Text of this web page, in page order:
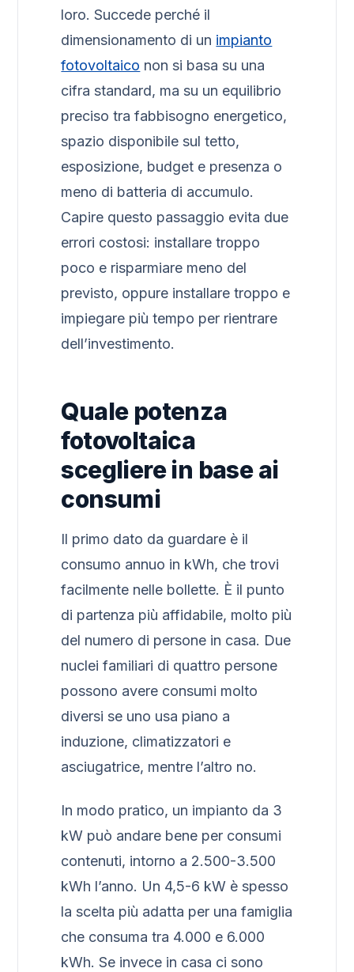
loro. Succede perché il
dimensionamento di un impianto
fotovoltaico non si basa su una
cifra standard, ma su un equilibrio
preciso tra fabbisogno energetico,
spazio disponibile sul tetto,
esposizione, budget e presenza o
meno di batteria di accumulo.
Capire questo passaggio evita due
errori costosi: installare troppo
poco e risparmiare meno del
previsto, oppure installare troppo e
impiegare più tempo per rientrare
dell’investimento.
Quale potenza
fotovoltaica
scegliere in base ai
consumi
Il primo dato da guardare è il
consumo annuo in kWh, che trovi
facilmente nelle bollette. È il punto
di partenza più affidabile, molto più
del numero di persone in casa. Due
nuclei familiari di quattro persone
possono avere consumi molto
diversi se uno usa piano a
induzione, climatizzatori e
asciugatrice, mentre l’altro no.
In modo pratico, un impianto da 3
kW può andare bene per consumi
contenuti, intorno a 2.500-3.500
kWh l’anno. Un 4,5-6 kW è spesso
la scelta più adatta per una famiglia
che consuma tra 4.000 e 6.000
kWh. Se invece in casa ci sono